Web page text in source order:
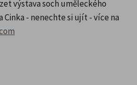
výstava soch uměleckého
Cinka - nenechte si ujít - více na